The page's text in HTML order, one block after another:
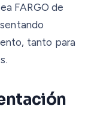
FARGO de
tanto para